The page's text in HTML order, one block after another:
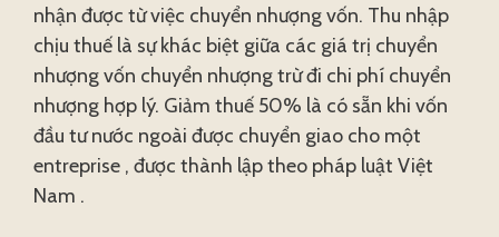
nhận được từ việc chuyển nhượng vốn. Thu nhập
chịu thuế là sự khác biệt giữa các giá trị chuyển
nhượng vốn chuyển nhượng trừ đi chi phí chuyển
nhượng hợp lý. Giảm thuế 50% là có sẵn khi vốn
đầu tư nước ngoài được chuyển giao cho một
entreprise , được thành lập theo pháp luật Việt
Nam .